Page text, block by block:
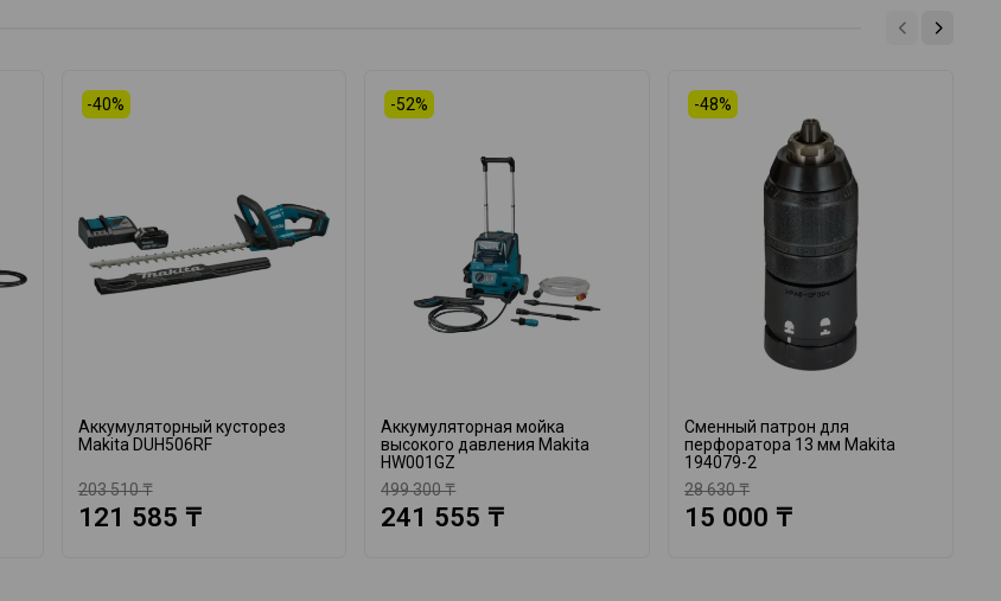
-40%
Аккумуляторный кусторез
Makita DUH506RF
203 510 ₸
121 585 ₸
-52%
Аккумуляторная мойка
высокого давления Makita
HW001GZ
499 300 ₸
241 555 ₸
-48%
Сменный патрон для
перфоратора 13 мм Makita
194079-2
28 630 ₸
15 000 ₸